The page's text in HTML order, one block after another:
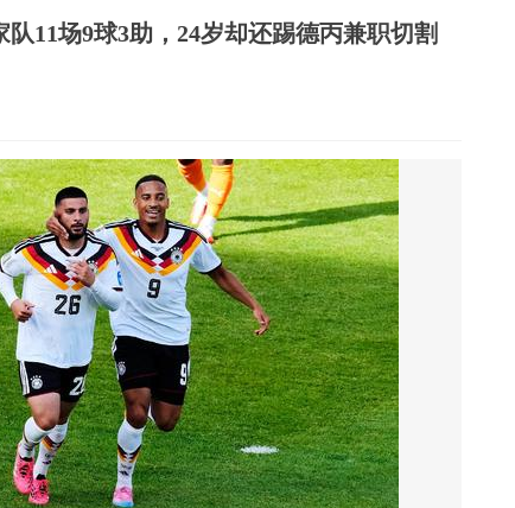
11场9球3助，24岁却还踢德丙兼职切割